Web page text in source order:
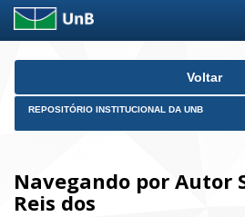
Skip
Voltar
REPOSITÓRIO INSTITUCIONAL DA UNB
Navegando por Autor
Reis dos